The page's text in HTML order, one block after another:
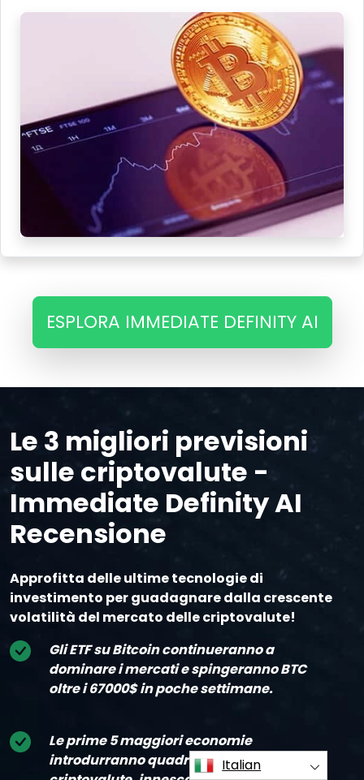
ESPLORA IMMEDIATE DEFINITY AI
Le 3 migliori previsioni
sulle criptovalute -
Immediate Definity AI
Recensione
Approfitta delle ultime tecnologie di
investimento per guadagnare dalla crescente
volatilità del mercato delle criptovalute!
Gli ETF su Bitcoin continueranno a
dominare i mercati e spingeranno BTC
oltre i 67000$ in poche settimane.
Le prime 5 maggiori economie
introdurranno quadri normativi sulle
Italian